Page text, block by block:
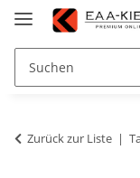
Zurück zur Liste